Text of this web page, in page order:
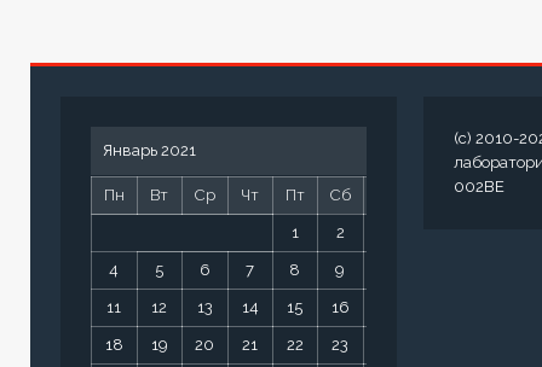
Январь 2021
Пн Вт Ср Чт Пт Сб
1 2
4 5 6 7 8 9
11 12 13 14 15 16
18 19 20 21 22 23
(c) 2010-
002BE